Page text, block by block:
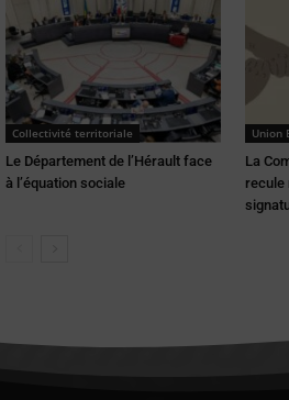
Collectivité territoriale
Le Département de l’Hérault face
à l’équation sociale
Union
La
recule